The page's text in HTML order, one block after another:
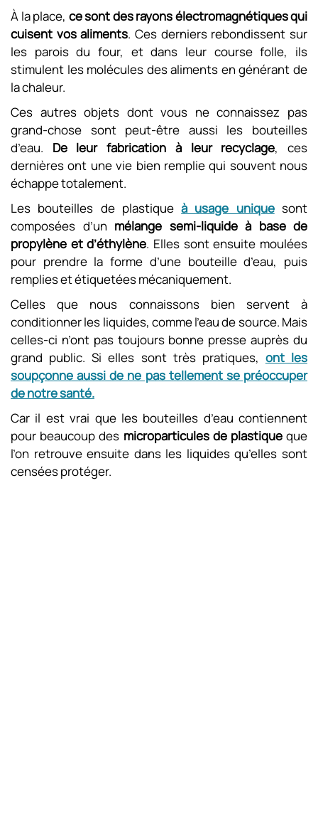
À la place, ce sont des rayons électromagnétiques qui
cuisent vos aliments. Ces derniers rebondissent sur
les parois du four, et dans leur course folle, ils
stimulent les molécules des aliments en générant de
la chaleur.
Ces autres objets dont vous ne connaissez pas
grand-chose sont peut-être aussi les bouteilles
d’eau. De leur fabrication à leur recyclage, ces
dernières ont une vie bien remplie qui souvent nous
échappe totalement.
Les bouteilles de plastiqueà usage uniquesont
composées d’un mélange semi-liquide à base de
propylène et d’éthylène. Elles sont ensuite moulées
pour prendre la forme d’une bouteille d’eau, puis
remplies et étiquetées mécaniquement.
Celles que nous connaissons bien servent à
conditionner les liquides, comme l’eau de source. Mais
celles-ci n’ont pas toujours bonne presse auprès du
grand public. Si elles sont très pratiques, ont les
soupçonne aussi de ne pas tellement se préoccuper
de notre santé.
Car il est vrai que les bouteilles d’eau contiennent
pour beaucoup des microparticules de plastiqueque
l’on retrouve ensuite dans les liquides qu’elles sont
censées protéger.